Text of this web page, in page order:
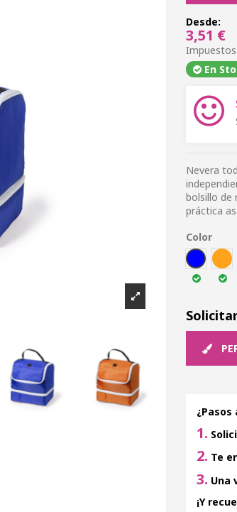
Desde:
3,51 €
En
Nevera
bolsillo de
práctica
Color
AZUL
¿Pasos
1.
2. Te
3. Una
¡Y